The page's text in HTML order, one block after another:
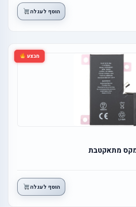
הוסף לעגלה
מבצע
הוסף לעגלה